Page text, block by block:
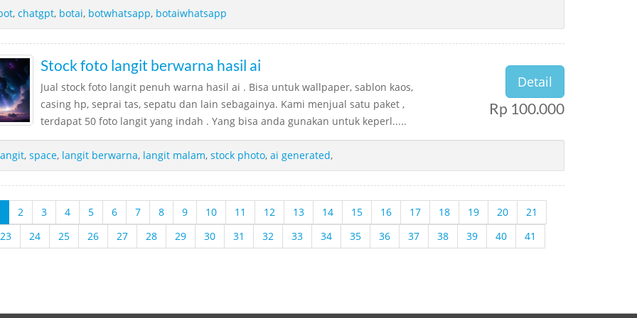
, chatgpt, botai, botwhatsapp, botaiwhatsapp
Stock foto langit berwarna hasil ai
Jual stock foto langit penuh warna hasil ai . Bisa untuk wallpaper, sablon kaos,
casing hp, seprai tas, sepatu dan lain sebagainya. Kami menjual satu paket ,
terdapat 50 foto langit yang indah . Yang bisa anda gunakan untuk keperl.....
Detail
Rp 100.000
, space, langit berwarna, langit malam, stock photo, ai generated,
2 3 4 5 6 7 8 9 10 11 12 13 14 15 16 17 18 19 20
21
23
24 25 26 27 28 29 30 31 32 33 34 35 36 37 38 39 40 41